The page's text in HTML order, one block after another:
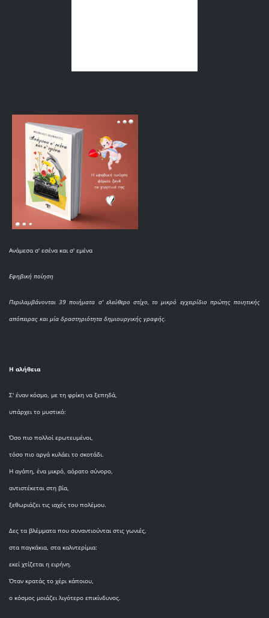
Ανάμεσα σ' εσένα και σ' εμένα
Εφηβική ποίηση
Περιλαμβάνονται 39 ποιήματα σ' ελεύθερο στίχο, το μικρό εγχειρίδιο πρώτης ποιητικής
απόπειρας και μία δραστηριότητα δημιουργικής γραφής.
Η αλήθεια
Σ' έναν κόσμο, με τη φρίκη να ξεπηδά,
υπάρχει το μυστικό:
Όσο πιο πολλοί ερωτευμένοι,
τόσο πιο αργά κυλάει το σκοτάδι.
Η αγάπη, ένα μικρό, αόρατο σύνορο,
αντιστέκεται στη βία,
ξεθωριάζει τις ιαχές του πολέμου.
Δες τα βλέμματα που συναντιούνται στις γωνιές,
στα παγκάκια, στα καλντερίμια:
εκεί χτίζεται η ειρήνη.
Όταν κρατάς το χέρι κάποιου,
ο κόσμος μοιάζει λιγότερο επικίνδυνος.